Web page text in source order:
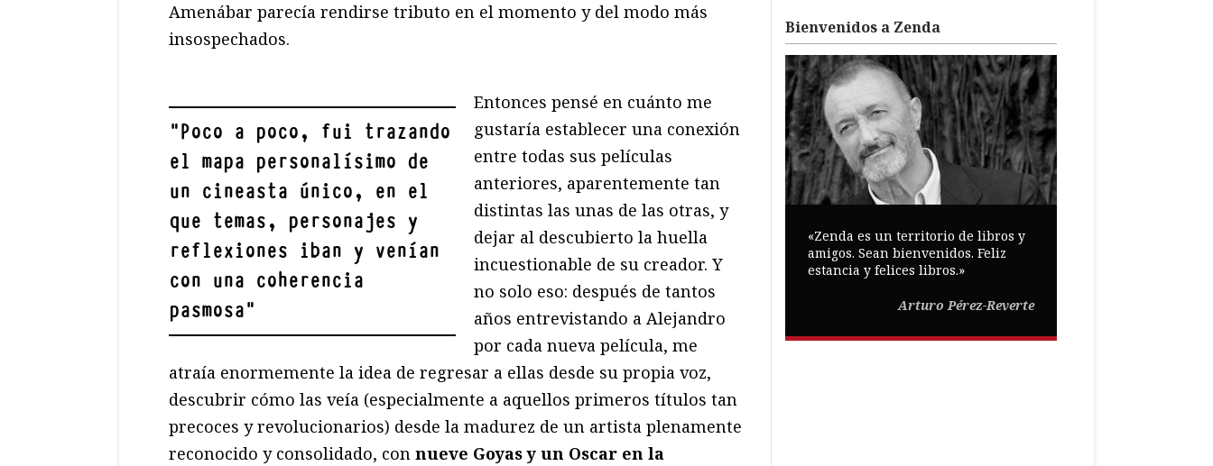
Amenábar parecía rendirse tributo en el momento y del modo más
insospechados.
"Poco a poco, fui trazando
el mapa personalísimo de
un cineasta único, en el
que temas, personajes y
reflexiones iban y venían
con una coherencia
pasmosa"
Entonces pensé en cuánto me
gustaría establecer una conexión
entre todas sus películas
anteriores, aparentemente tan
distintas las unas de las otras, y
dejar al descubierto la huella
incuestionable de su creador. Y
no solo eso: después de tantos
años entrevistando a Alejandro
por cada nueva película, me
atraía enormemente la idea de regresar a ellas desde su propia voz,
descubrir cómo las veía (especialmente a aquellos primeros títulos tan
precoces y revolucionarios) desde la madurez de un artista plenamente
reconocido y consolidado, con nueve Goyas y un Oscar en la
Bienvenidos a Zenda
«Zenda es un territorio de libros y
amigos. Sean bienvenidos. Feliz
estancia y felices libros.»
Arturo Pérez-Reverte